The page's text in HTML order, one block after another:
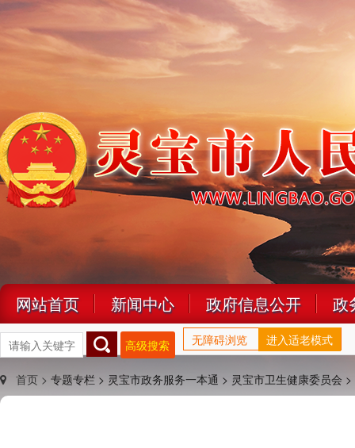
网站首页 新闻中心 政府信息公开 政
高级搜索 无障碍浏览 进入适老模式
首页 > 专题专栏 > 灵宝市政务服务一本通 > 灵宝市卫生健康委员会 >